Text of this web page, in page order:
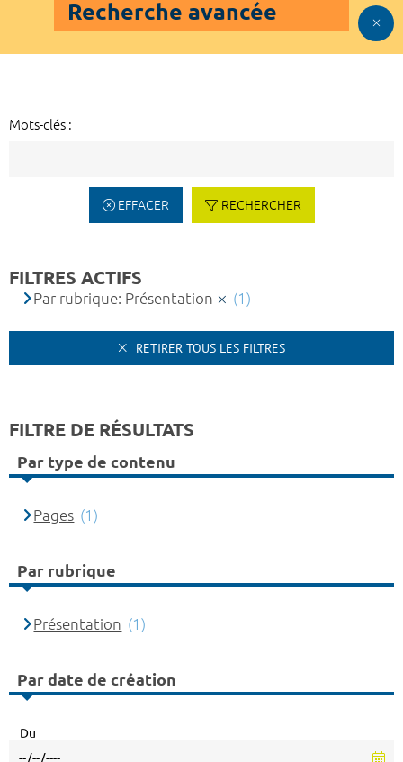
Recherche avancée
Mots-clés :
EFFACER RECHERCHER
FILTRES ACTIFS
Par rubrique: Présentation (1)
RETIRER TOUS LES FILTRES
FILTRE DE RÉSULTATS
Par type de contenu
Pages (1)
Par rubrique
Présentation (1)
Par date de création
Du